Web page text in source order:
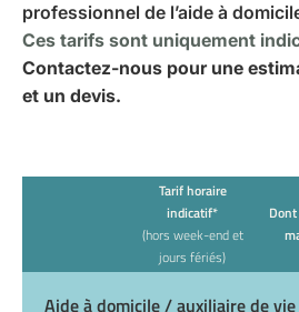
professionnel de l’aide à
Ces tarifs sont uniquement
Contactez-nous pour une
et un devis.
Tarif horaire
indicatif*
(hors week-end et
jours fériés)
Aide à domicile / auxiliaire de vie